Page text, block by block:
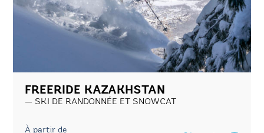
FREERIDE KAZAKHSTAN
SKI DE RANDONNÉE ET SNOWCAT
À partir de